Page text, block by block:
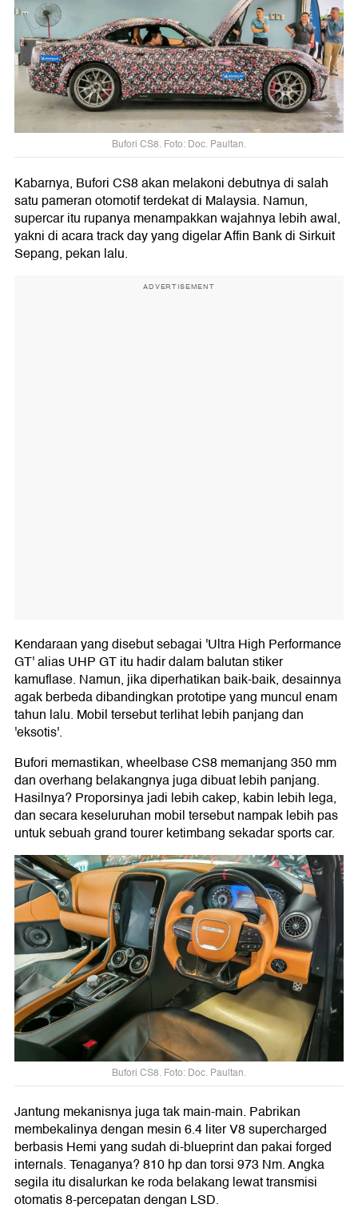
Bufori CS8. Foto: Doc. Paultan.
Kabarnya, Bufori CS8 akan melakoni debutnya di salah
satu pameran otomotif terdekat di Malaysia. Namun,
supercar itu rupanya menampakkan wajahnya lebih awal,
yakni di acara track day yang digelar Affin Bank di Sirkuit
Sepang, pekan lalu.
ADVERTISEMENT
Kendaraan yang disebut sebagai 'Ultra High Performance
GT' alias UHP GT itu hadir dalam balutan stiker
kamuflase. Namun, jika diperhatikan baik-baik, desainnya
agak berbeda dibandingkan prototipe yang muncul enam
tahun lalu. Mobil tersebut terlihat lebih panjang dan
'eksotis'.
Bufori memastikan, wheelbase CS8 memanjang 350 mm
dan overhang belakangnya juga dibuat lebih panjang.
Hasilnya? Proporsinya jadi lebih cakep, kabin lebih lega,
dan secara keseluruhan mobil tersebut nampak lebih pas
untuk sebuah grand tourer ketimbang sekadar sports car.
Bufori CS8. Foto: Doc. Paultan.
Jantung mekanisnya juga tak main-main. Pabrikan
membekalinya dengan mesin 6.4 liter V8 supercharged
berbasis Hemi yang sudah di-blueprint dan pakai forged
internals. Tenaganya? 810 hp dan torsi 973 Nm. Angka
segila itu disalurkan ke roda belakang lewat transmisi
otomatis 8-percepatan dengan LSD.